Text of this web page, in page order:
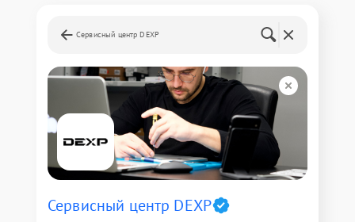
Сервисный центр DEXP
Сервисный центр DEXP